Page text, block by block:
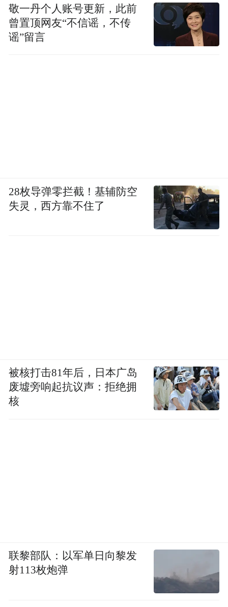
敬一丹个人账号更新，此前
曾置顶网友“不信谣，不传
谣”留言
28枚导弹零拦截！基辅防空
失灵，西方靠不住了
被核打击81年后，日本广岛
废墟旁响起抗议声：拒绝拥
核
联黎部队：以军单日向黎发
射113枚炮弹